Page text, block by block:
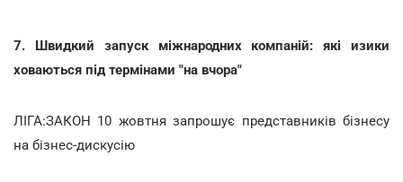
7. Швидкий запуск міжнародних компаній: які изики
ховаються під термінами "на вчора"
ЛІГА:ЗАКОН 10 жовтня запрошує представників бізнесу
на бізнес-дискусію